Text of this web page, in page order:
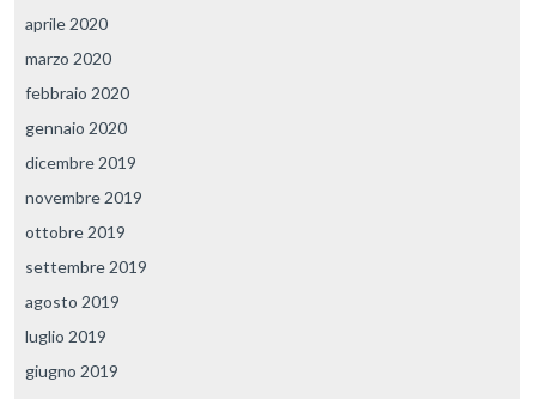
aprile 2020
marzo 2020
febbraio 2020
gennaio 2020
dicembre 2019
novembre 2019
ottobre 2019
settembre 2019
agosto 2019
luglio 2019
giugno 2019